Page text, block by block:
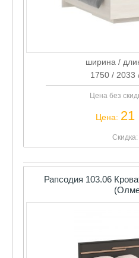
ширина /
1750 / 2033
Цена без
Цена: 21
Рапсодия 103.06